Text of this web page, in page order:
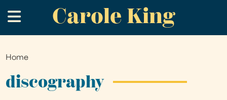
to
main
Carole King
.
You
are
Home
discography